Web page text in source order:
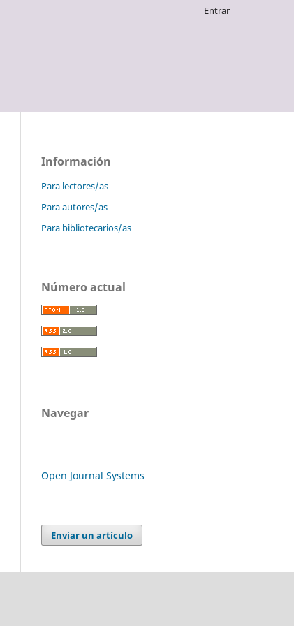
Entrar
Información
Para lectores/as
Para autores/as
Para bibliotecarios/as
Número actual
Navegar
Open Journal Systems
Enviar un artículo